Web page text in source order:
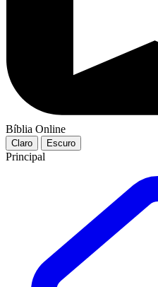
Bíblia Online
Claro Escuro
Principal